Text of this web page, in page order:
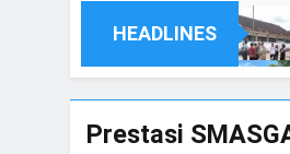
HEADLINES
Prestasi